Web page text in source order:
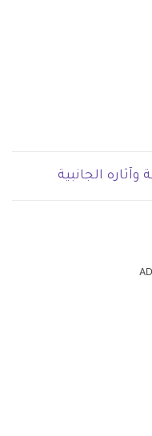
الجانبية